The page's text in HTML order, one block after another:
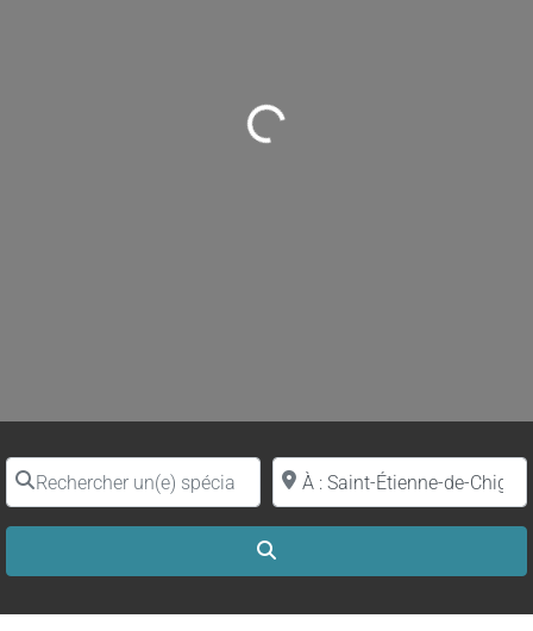
Loading...
Rechercher un(e) spécialiste par nomProche de (ville ou région)